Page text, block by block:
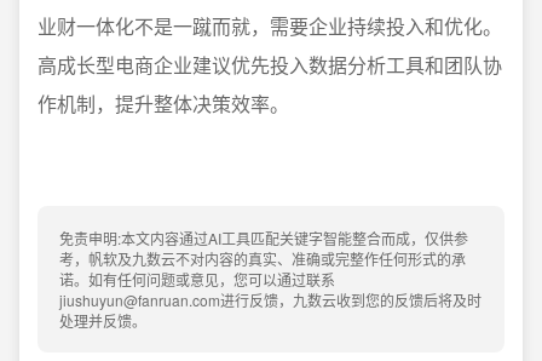
业财一体化不是一蹴而就，需要企业持续投入和优化。
高成长型电商企业建议优先投入数据分析工具和团队协
作机制，提升整体决策效率。
免责申明:本文内容通过AI工具匹配关键字智能整合而成，仅供参
考，帆软及九数云不对内容的真实、准确或完整作任何形式的承
诺。如有任何问题或意见，您可以通过联系
jiushuyun@fanruan.com进行反馈，九数云收到您的反馈后将及时
处理并反馈。